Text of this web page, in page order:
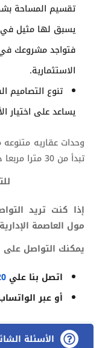
تقسيم المساحة
يسبق لها مثيل
فتواجد مشروعك في
الاستثمارية.
تنوع التصاميم
يساعد على اختيار
وحدات عقاريه متنوعه
تبدأ من 30 مترا مربعا داخل:
إذا كنت تريد
مول العاصمة الإدارية
يمكنك التواصل على
اتصل بنا علي
أو عبر
الأسئلة